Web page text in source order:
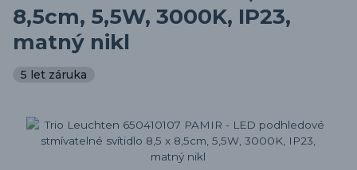
8,5cm, 5,5W, 3000K, IP23,
matný nikl
5 let záruka